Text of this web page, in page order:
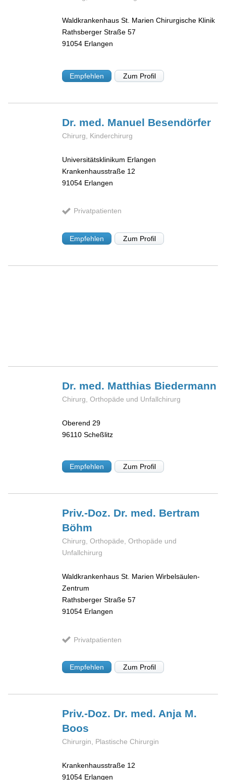
Waldkrankenhaus St. Marien Chirurgische Klinik
Rathsberger Straße 57
91054 Erlangen
Empfehlen Zum Profil
Dr. med. Manuel Besendörfer
Chirurg, Kinderchirurg
Universitätsklinikum Erlangen
Krankenhausstraße 12
91054 Erlangen
Privatpatienten
Empfehlen Zum Profil
Dr. med. Matthias Biedermann
Chirurg, Orthopäde und Unfallchirurg
Oberend 29
96110 Scheßlitz
Empfehlen Zum Profil
Priv.-Doz. Dr. med. Bertram
Böhm
Chirurg, Orthopäde, Orthopäde und
Unfallchirurg
Waldkrankenhaus St. Marien Wirbelsäulen-
Zentrum
Rathsberger Straße 57
91054 Erlangen
Privatpatienten
Empfehlen Zum Profil
Priv.-Doz. Dr. med. Anja M.
Boos
Chirurgin, Plastische Chirurgin
Krankenhausstraße 12
91054 Erlangen